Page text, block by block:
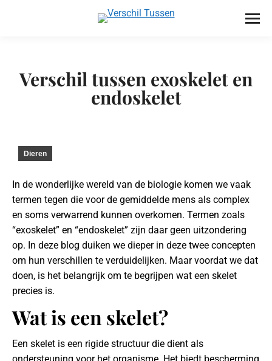
Verschil tussen exoskelet en
endoskelet
Dieren
In de wonderlijke wereld van de biologie komen we vaak
termen tegen die voor de gemiddelde mens als complex
en soms verwarrend kunnen overkomen. Termen zoals
“exoskelet” en “endoskelet” zijn daar geen uitzondering
op. In deze blog duiken we dieper in deze twee concepten
om hun verschillen te verduidelijken. Maar voordat we dat
doen, is het belangrijk om te begrijpen wat een skelet
precies is.
Wat is een skelet?
Een skelet is een rigide structuur die dient als